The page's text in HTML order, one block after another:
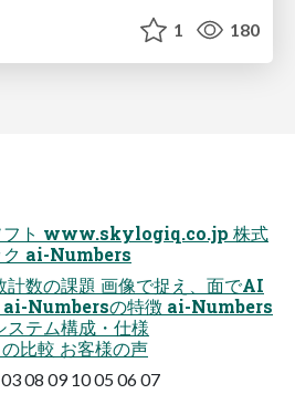
1 180
フト www.skylogiq.co.jp 株式
ク ai-Numbers
計数の課題 画像で捉え、面でAI
ai-Numbersの特徴 ai-Numbers
ステム構成・仕様
比較 お客様の声
08 09 10 05 06 07